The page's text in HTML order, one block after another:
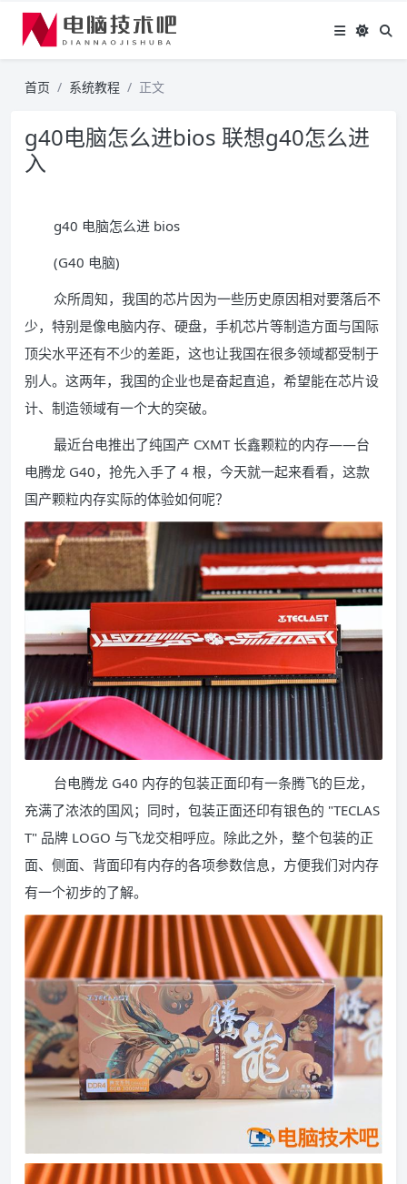
首页 系统教程 正文
g40电脑怎么进bios 联想g40怎么进
入
g40 电脑怎么进 bios
(G40 电脑)
众所周知，我国的芯片因为一些历史原因相对要落后不
少，特别是像电脑内存、硬盘，手机芯片等制造方面与国际
顶尖水平还有不少的差距，这也让我国在很多领域都受制于
别人。这两年，我国的企业也是奋起直追，希望能在芯片设
计、制造领域有一个大的突破。
最近台电推出了纯国产 CXMT 长鑫颗粒的内存——台
电腾龙 G40，抢先入手了 4 根，今天就一起来看看，这款
国产颗粒内存实际的体验如何呢？
台电腾龙 G40 内存的包装正面印有一条腾飞的巨龙，
充满了浓浓的国风；同时，包装正面还印有银色的 "TECLAS
T" 品牌 LOGO 与飞龙交相呼应。除此之外，整个包装的正
面、侧面、背面印有内存的各项参数信息，方便我们对内存
有一个初步的了解。